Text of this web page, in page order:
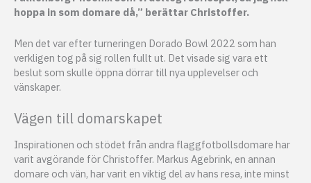
hoppa in som domare då,” berättar Christoffer.
Men det var efter turneringen Dorado Bowl 2022 som han
verkligen tog på sig rollen fullt ut. Det visade sig vara ett
beslut som skulle öppna dörrar till nya upplevelser och
vänskaper.
Vägen till domarskapet
Inspirationen och stödet från andra flaggfotbollsdomare har
varit avgörande för Christoffer. Markus Agebrink, en annan
domare och vän, har varit en viktig del av hans resa, inte minst